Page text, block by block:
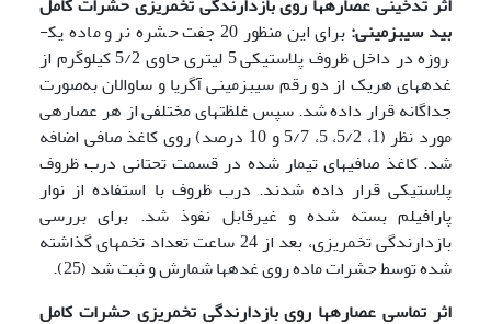
بید سیب­زمینی:
برای این منظور 20 جفت حشره نر و ماده یک­
روزه در داخل ظروف پلاستیکی 5 لیتری حاوی 5/2 کیلوگرم از
غده­های هریک از دو رقم سیب­زمینی آگریا و ساوالان به‌صورت
جداگانه قرار داده شد. سپس غلظت­های مختلفی از هر عصاره­ی
مورد نظر (1، 5/2، 5، 5/7 و 10 درصد) روی کاغذ­ صافی اضافه
شد. کاغذ صافی­های تیمار شده در قسمت تحتانی درب ظروف
پلاستیکی قرار داده شدند. درب ظروف با استفاده از نوار
پارافیلم بسته شده و غیر­قابل نفوذ شد. برای بررسی
بازدارندگی تخم­ریزی، بعد از 24 ساعت تعداد تخم­های گذاشته
شده توسط حشرات ماده روی غده­ها شمارش و ثبت شد (25).
اثر تماسی عصاره­ها روی بازدارندگی تخم­ریزی حشرات کامل